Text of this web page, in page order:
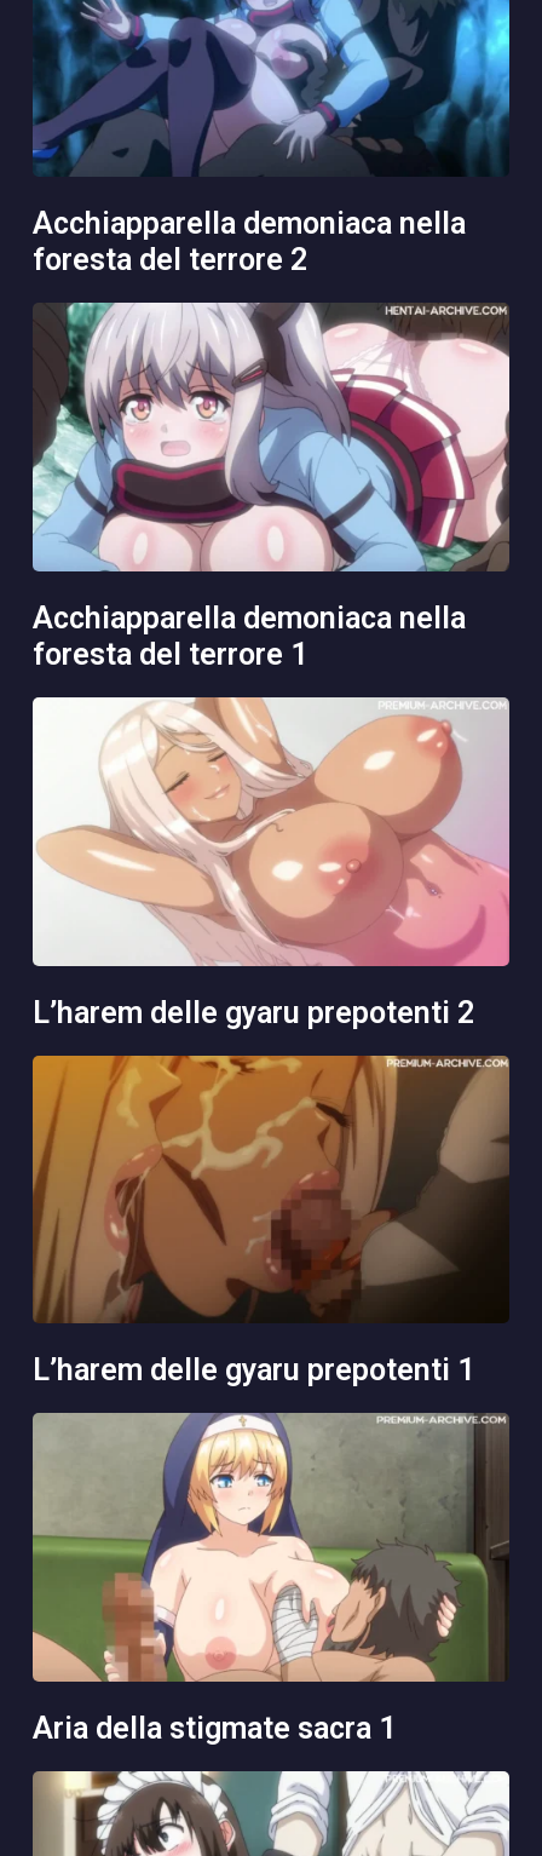
acchiapparella demoniaca nella
foresta del terrore 2
acchiapparella demoniaca nella
foresta del terrore 1
l’harem delle gyaru prepotenti 2
l’harem delle gyaru prepotenti 1
aria della stigmate sacra 1